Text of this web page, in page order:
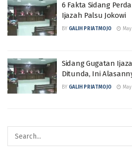
6 Fakta Sidang
Ijazah Palsu Jokowi
BY GALIH PRIATMOJO
Sidang Gugatan
Ditunda, Ini
BY GALIH PRIATMOJO